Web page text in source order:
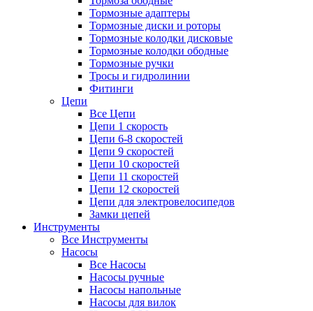
Тормозные адаптеры
Тормозные диски и роторы
Тормозные колодки дисковые
Тормозные колодки ободные
Тормозные ручки
Тросы и гидролинии
Фитинги
Цепи
Все Цепи
Цепи 1 скорость
Цепи 6-8 скоростей
Цепи 9 скоростей
Цепи 10 скоростей
Цепи 11 скоростей
Цепи 12 скоростей
Цепи для электровелосипедов
Замки цепей
Инструменты
Все Инструменты
Насосы
Все Насосы
Насосы ручные
Насосы напольные
Насосы для вилок